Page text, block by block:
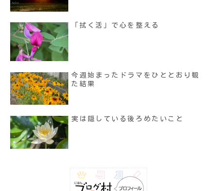
「拭く活」で心を整える
今週始まったドラマをひととおり観
た結果
実は隠している後ろめたいこと